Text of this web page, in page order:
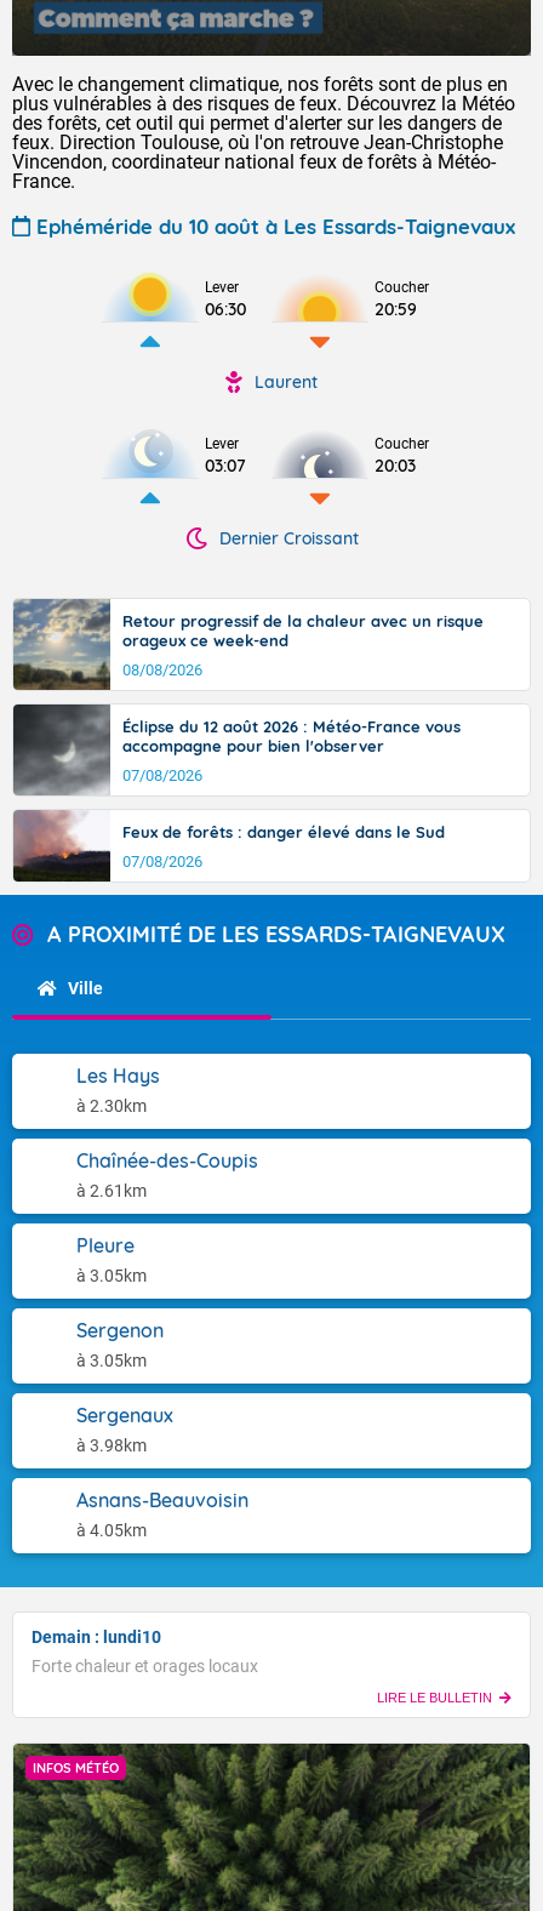
Avec le changement climatique, nos forêts sont de plus en
plus vulnérables à des risques de feux. Découvrez la Météo
des forêts, cet outil qui permet d'alerter sur les dangers de
feux. Direction Toulouse, où l'on retrouve Jean-Christophe
Vincendon, coordinateur national feux de forêts à Météo-
France.
Ephéméride du 10 août à Les Essards-Taignevaux
Lever
06:30
Coucher
20:59
Laurent
Lever
03:07
Coucher
20:03
Dernier Croissant
Retour progressif de la chaleur avec un risque
orageux ce week-end
08/08/2026
Éclipse du 12 août 2026 : Météo-France vous
accompagne pour bien l'observer
07/08/2026
Feux de forêts : danger élevé dans le Sud
07/08/2026
A PROXIMITÉ DE LES ESSARDS-TAIGNEVAUX
Ville
Les Hays
à 2.30km
Chaînée-des-Coupis
à 2.61km
Pleure
à 3.05km
Sergenon
à 3.05km
Sergenaux
à 3.98km
Asnans-Beauvoisin
à 4.05km
Demain : lundi10
Forte chaleur et orages locaux
LIRE LE BULLETIN
INFOS MÉTÉO